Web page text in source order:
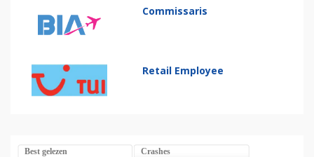
Commissaris
Retail Employee
Best gelezen Crashes